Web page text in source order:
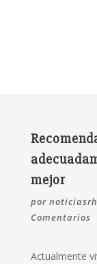
mejor
por noticiasrh
Comentarios
Actualmente